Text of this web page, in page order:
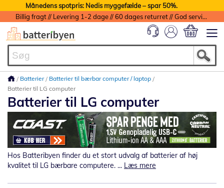
Månedens spotpris: Nedis myggefælde – spar 50%.
Billig fragt // Levering 1-2 dage // 60 dages returret // God service med garanti
Batterier
Batterier til bærbar computer / laptop
Batterier til LG computer
Batterier til LG computer
Hos Batteribyen finder du et stort udvalg af batterier af høj
kvalitet til LG bærbare computere. ... Læs mere